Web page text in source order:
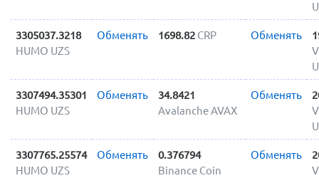
3305037.3218
HUMO UZS
Обменять 1698.82 CRP Обменять
3307494.35301
HUMO UZS
Обменять
34.8421
Avalanche AVAX
Обменять
3307765.25574
HUMO UZS
Обменять
0.376794
Binance Coin
Обменять